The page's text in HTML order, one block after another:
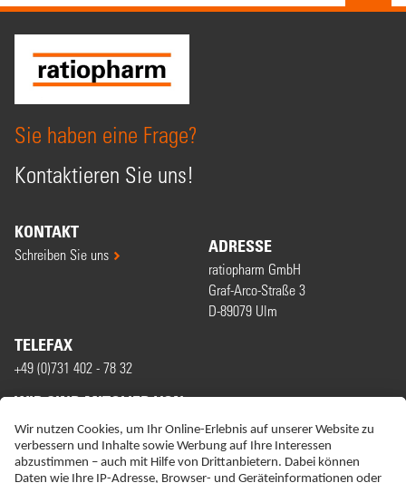
Sie haben eine Frage?
Kontaktieren Sie uns!
KONTAKT
Schreiben Sie uns ADRESSE
ratiopharm GmbH
Graf-Arco-Straße 3
D-89079 Ulm
TELEFAX
+49 (0)731 402 - 78 32
WIR SIND MITGLIED VON